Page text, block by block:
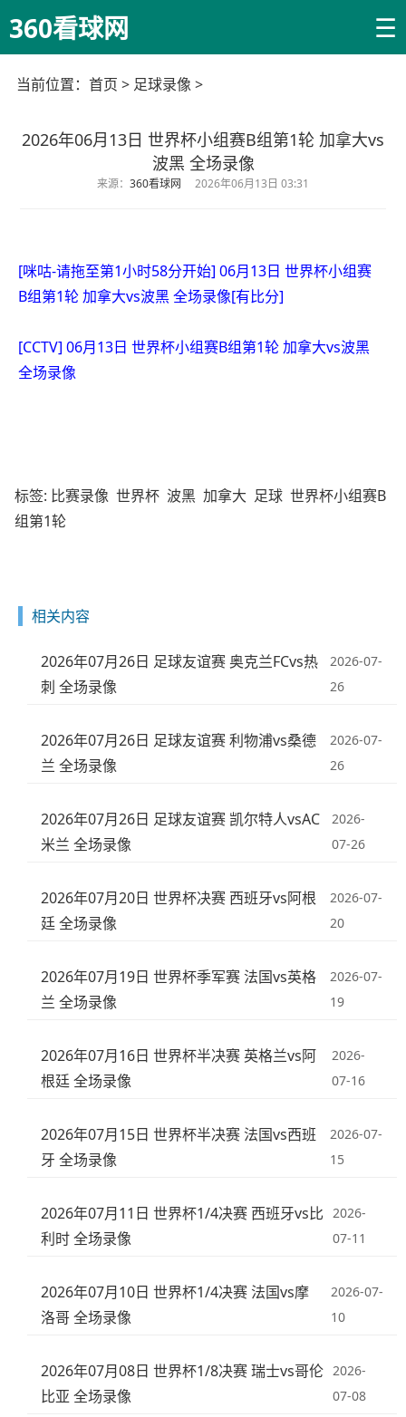
360看球网 ☰
当前位置： 首页 > 足球录像 >
2026年06月13日 世界杯小组赛B组第1轮 加拿大vs
波黑 全场录像
来源： 360看球网 2026年06月13日 03:31
[咪咕-请拖至第1小时58分开始] 06月13日 世界杯小组赛
B组第1轮 加拿大vs波黑 全场录像[有比分]
[CCTV] 06月13日 世界杯小组赛B组第1轮 加拿大vs波黑
全场录像
标签: 比赛录像 世界杯 波黑 加拿大 足球 世界杯小组赛B
组第1轮
相关内容
2026年07月26日 足球友谊赛 奥克兰FCvs热
刺 全场录像
2026-07-
26
2026年07月26日 足球友谊赛 利物浦vs桑德
兰 全场录像
2026-07-
26
2026年07月26日 足球友谊赛 凯尔特人vsAC
米兰 全场录像
2026-
07-26
2026年07月20日 世界杯决赛 西班牙vs阿根
廷 全场录像
2026-07-
20
2026年07月19日 世界杯季军赛 法国vs英格
兰 全场录像
2026-07-
19
2026年07月16日 世界杯半决赛 英格兰vs阿
根廷 全场录像
2026-
07-16
2026年07月15日 世界杯半决赛 法国vs西班
牙 全场录像
2026-07-
15
2026年07月11日 世界杯1/4决赛 西班牙vs比
利时 全场录像
2026-
07-11
2026年07月10日 世界杯1/4决赛 法国vs摩
洛哥 全场录像
2026-07-
10
2026年07月08日 世界杯1/8决赛 瑞士vs哥伦
比亚 全场录像
2026-
07-08